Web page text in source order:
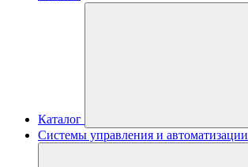
Каталог
Системы управления и автоматизации